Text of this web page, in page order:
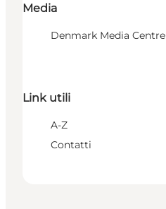
Media
Denmark Media Centre
Link utili
A-Z
Contatti